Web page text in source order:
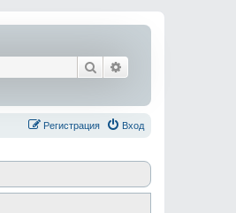
Поиск
Вход
Регистрация